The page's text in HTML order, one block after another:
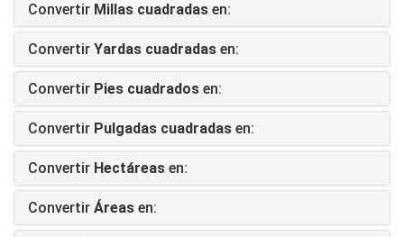
Convertir Millas cuadradas en:
Convertir Yardas cuadradas en:
Convertir Pies cuadrados en:
Convertir Pulgadas cuadradas en:
Convertir Hectáreas en:
Convertir Áreas en: